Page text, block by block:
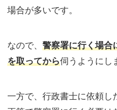
場合が多いです。
なので、 警察署に行く場合
を取ってから伺うようにし
一方で、行政書士に依頼し